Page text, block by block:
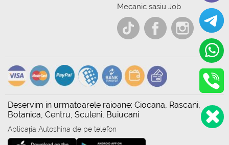
Mecanic sasiu Job
Deservim in urmatoarele raioane: Ciocana, Rascani,
Botanica, Centru, Sculeni, Buiucani
Aplicația Autoshina de pe telefon